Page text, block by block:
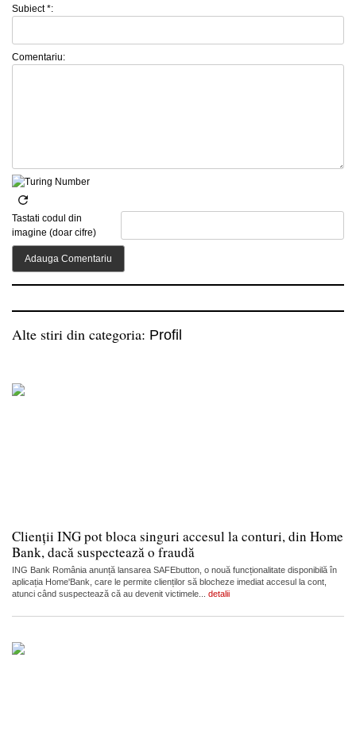
Subiect *:
Comentariu:
Tastati codul din
imagine (doar cifre)
Alte stiri din categoria: Profil
Clienții ING pot bloca singuri accesul la conturi, din Home
Bank, dacă suspectează o fraudă
ING Bank România anunță lansarea SAFEbutton, o nouă funcționalitate disponibilă în
aplicația Home'Bank, care le permite clienților să blocheze imediat accesul la cont,
atunci când suspectează că au devenit victimele... detalii